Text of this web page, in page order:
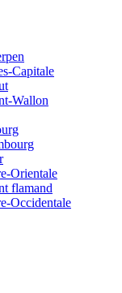
Capitale
Wallon
Orientale
flamand
Occidentale